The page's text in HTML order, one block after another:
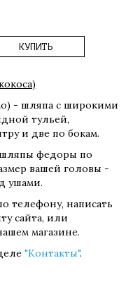
КУПИТЬ
- шляпа с широкими
тульей,
и две по бокам.
федоры по
вашей головы -
ушами.
телефону, написать
сайта, или
магазине.
"Контакты".